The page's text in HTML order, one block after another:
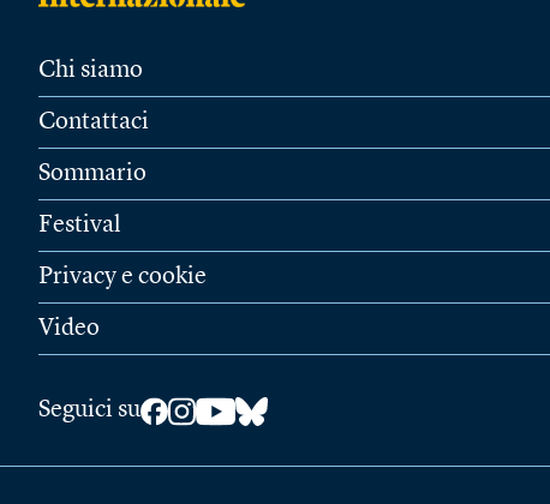
Chi siamo
Contattaci
Sommario
Festival
Privacy e cookie
Video
Seguici su